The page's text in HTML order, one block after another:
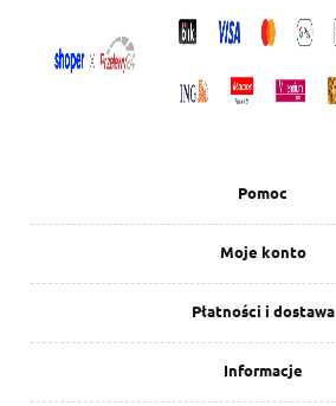
Pomoc
Moje konto
Płatności i dostawa
Informacje